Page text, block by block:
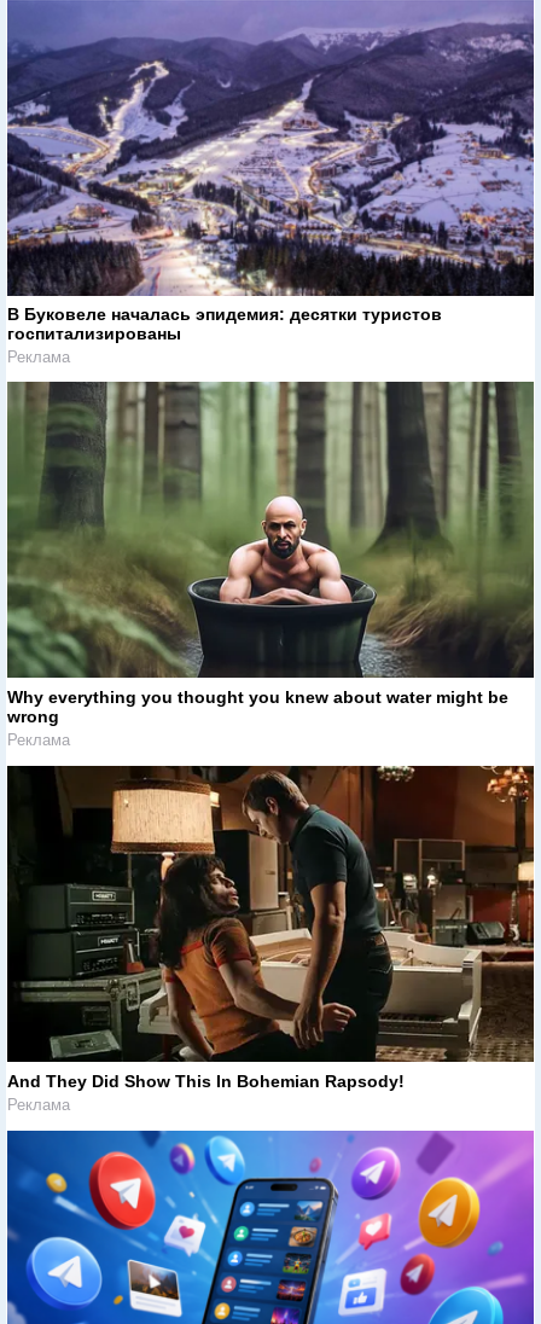
В Буковеле началась эпидемия: десятки туристов
госпитализированы
Реклама
Why everything you thought you knew about water might be
wrong
Реклама
And They Did Show This In Bohemian Rapsody!
Реклама